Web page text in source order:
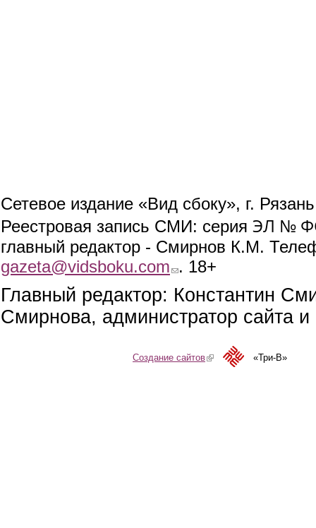
Сетевое издание «Вид сбоку», г.
Реестровая запись СМИ: серия ЭЛ №
главный редактор - Смирнов К.М.
gazeta@vidsboku.com (link sends e-mail)
. 18+
Главный редактор: Константин
Смирнова, администратор сайта
Создание сайтов(link is external)«Три-В»